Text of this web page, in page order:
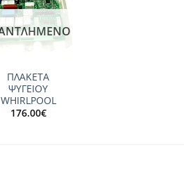
Add to
wishlist
ΠΛΑΚΕΤΑ
ΨΥΓΕΙΟΥ
WHIRLPOOL
176.00€